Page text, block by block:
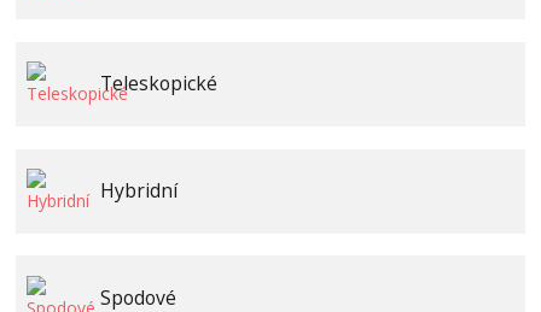
Teleskopické
Hybridní
Spodové